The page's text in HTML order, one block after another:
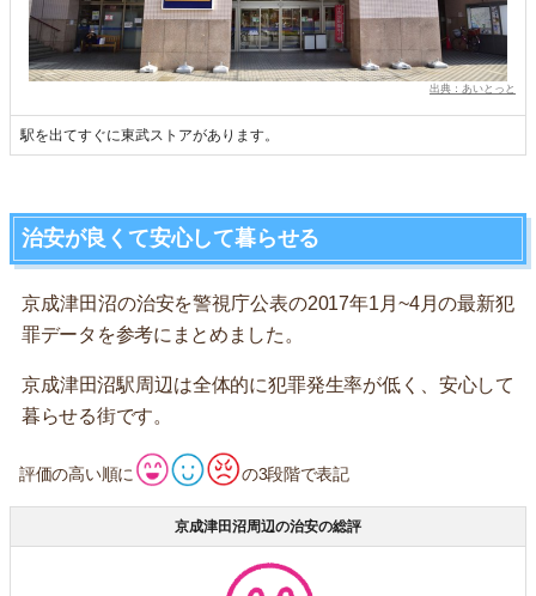
出典：あいとっと
駅を出てすぐに東武ストアがあります。
治安が良くて安心して暮らせる
京成津田沼の治安を警視庁公表の2017年1月~4月の最新犯
罪データを参考にまとめました。
京成津田沼駅周辺は全体的に犯罪発生率が低く、安心して
暮らせる街です。
評価の高い順に の3段階で表記
京成津田沼周辺の治安の総評